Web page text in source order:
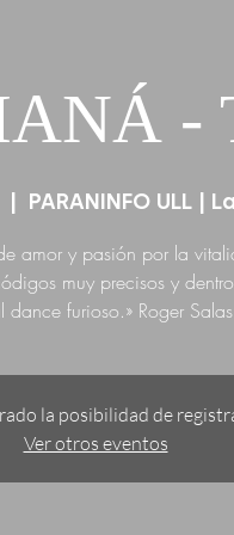
-
PARANINFO ULL |
amor y pasión por la
muy precisos y
furioso.» Roger Salas
la posibilidad de
Ver otros eventos